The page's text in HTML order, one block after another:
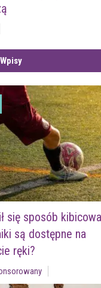
się sposób
są dostępne na
ręki?